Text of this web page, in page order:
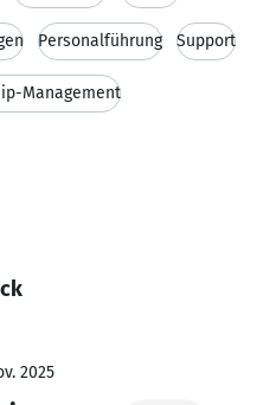
Personalführung Support
Management
2025